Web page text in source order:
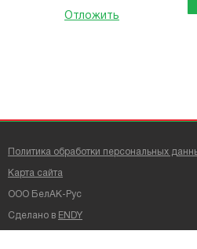
Отложить
ООО БелАК-Рус
Политика обработки персональных
Карта сайта
Сделано в ENDY